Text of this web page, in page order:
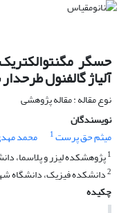
حسگر
آلیاژ گالفنول
نوع مقاله : مقاله پژوهشی
نویسندگان
میثم حق پرست1 محمد
1پژوهشکده لیزر و پلاسما،
2دانشکده فیزیک، دانشگاه
چکیده